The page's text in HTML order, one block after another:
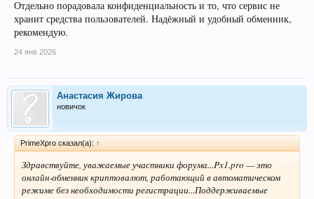
Отдельно порадовала конфиденциальность и то, что сервис не
хранит средства пользователей. Надёжный и удобный обменник,
рекомендую.
24 янв 2026
Анастасия Жирова
новичок
PrimeXpro сказал(а): ↑
Здравствуйте, уважаемые участники форума...Px1.pro — это
онлайн‑обменник криптовалют, работающий в автоматическом
режиме без необходимости регистрации...Поддерживаемые